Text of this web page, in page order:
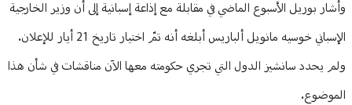
وأشار بوريل الأسبوع الماضي في مقابلة مع إذاعة إسبانية إلى أن وزير الخارجية
الإسباني خوسيه مانويل ألباريس أبلغه أنه تمّ اختيار تاريخ 21 أيار للإعلان.
ولم يحدد سانشيز الدول التي تجري حكومته معها الآن مناقشات في شأن هذا
الموضوع.